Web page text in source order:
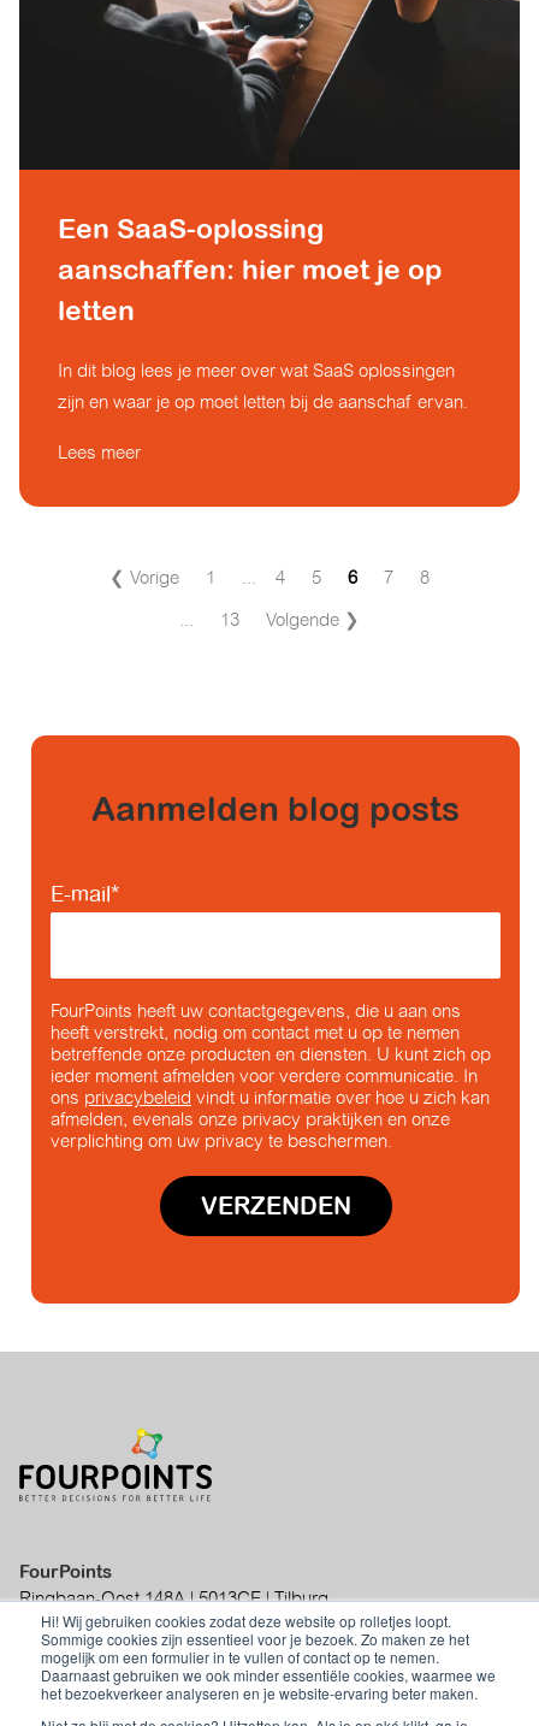
Hi! Wij gebruiken cookies zodat deze website op rolletjes loopt.
Sommige cookies zijn essentieel voor je bezoek. Zo maken ze het
mogelijk om een formulier in te vullen of contact op te nemen.
Daarnaast gebruiken we ook minder essentiële cookies, waarmee we
het bezoekverkeer analyseren en je website-ervaring beter maken.
Een SaaS-oplossing
aanschaffen: hier moet je op
letten
In dit blog lees je meer over wat SaaS oplossingen
zijn en waar je op moet letten bij de aanschaf ervan.
Lees meer
❮ Vorige 1 4 5 6 7 8
13 Volgende ❯
Aanmelden blog posts
E-mail*
FourPoints heeft uw contactgegevens, die u aan ons
heeft verstrekt, nodig om contact met u op te nemen
betreffende onze producten en diensten. U kunt zich op
ieder moment afmelden voor verdere communicatie. In
ons privacybeleid vindt u informatie over hoe u zich kan
afmelden, evenals onze privacy praktijken en onze
verplichting om uw privacy te beschermen.
FourPoints
Ringbaan-Oost 148A | 5013CE | Tilburg
info@fourpoints.nl|+31 (0)70 - 219 01